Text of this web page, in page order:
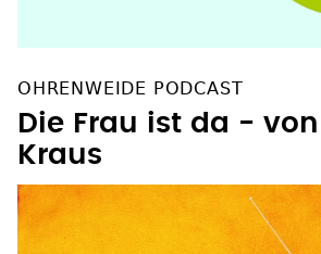
OHRENWEIDE PODCAST
Die Frau ist da - von
Kraus